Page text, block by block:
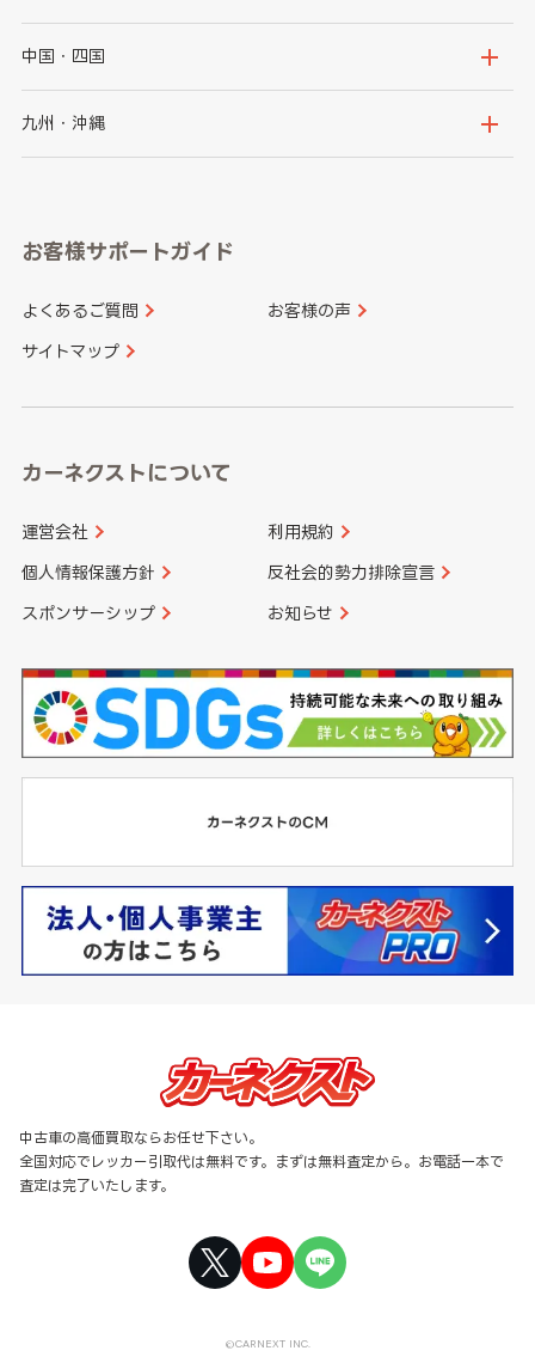
千葉県
神奈川県
石川県
山梨県
愛知県
大阪府
京都府
和歌山県
中国・四国
鳥取県
山口県
香川県 愛媛県
九州・沖縄
長崎県
大分県 宮崎県
お客様サポートガイド
よくあるご質問 お客様の声
サイトマップ
カーネクストについて
運営会社 利用規約
個人情報保護方針 反社会的勢力排除宣言
スポンサーシップ お知らせ
中古車の高価買取ならお任せ下さい。
全国対応でレッカー引取代は無料です。まずは無料査定から。お電話一本で
査定は完了いたします。
©CARNEXT INC.